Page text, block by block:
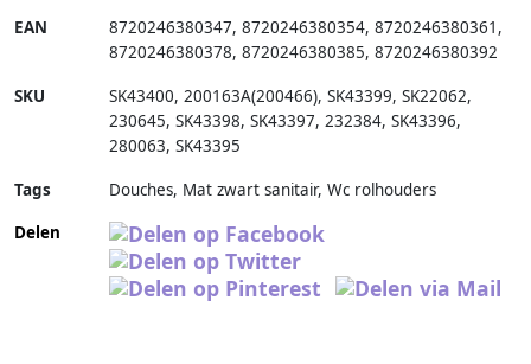
EAN 8720246380347, 8720246380354, 8720246380361 ,
8720246380378, 8720246380385, 8720246380392
SKU SK43400, 200163A(200466), SK43399, SK22062,
230645, SK43398, SK43397, 232384, SK43396,
280063, SK43395
Tags
Douches, Mat zwart sanitair, Wc rolhouders
Delen